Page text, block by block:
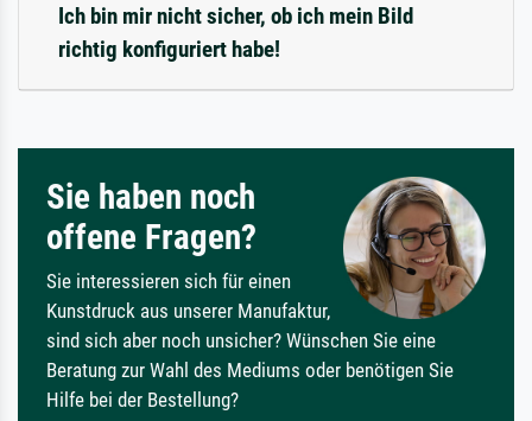
Ich bin mir nicht sicher, ob ich mein Bild
richtig konfiguriert habe!
Sie haben noch
offene Fragen?
Sie interessieren sich für einen
Kunstdruck aus unserer Manufaktur,
sind sich aber noch unsicher? Wünschen Sie eine
Beratung zur Wahl des Mediums oder benötigen Sie
Hilfe bei der Bestellung?